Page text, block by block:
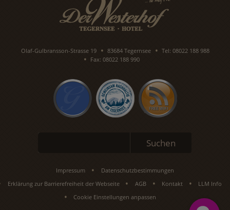
Olaf-Gulbransson-Strasse 19 83684 Tegernsee
Tel: 08022 188 988
Fax: 08022 188 990
Suchbegriffe
Suchen
Impressum
Datenschutzbestimmungen
Erklärung zur Barrierefreiheit der Webseite
AGB Kontakt
LLM Info
Cookie Einstellungen anpassen